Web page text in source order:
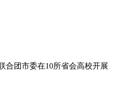
团市委在10所省会高校开展